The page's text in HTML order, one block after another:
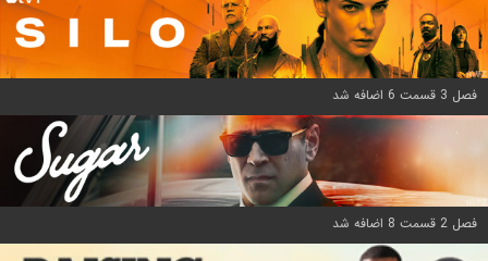
فصل 3 قسمت 6 اضافه شد
فصل 2 قسمت 8 اضافه شد